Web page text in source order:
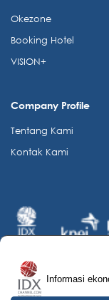
Informasi
Okezone
Booking Hotel
VISION+
Company Profile
Tentang Kami
Kontak Kami
© 2026